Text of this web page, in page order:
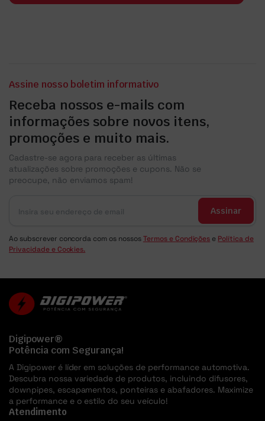
Assine nosso boletim informativo
Receba nossos e-mails com
informações sobre novos itens,
promoções e muito mais.
Cadastre-se agora para receber as últimas
atualizações sobre promoções e cupons. Não se
preocupe, não enviamos spam!
Assinar
Ao subscrever concorda com os nossosTermos e Condições e Política de
Privacidade e Cookies.
Digipower®
Potência com Segurança!
A Digipower é líder em soluções de performance automotiva.
Descubra nossa variedade de produtos, incluindo difusores,
downpipes, escapamentos, ponteiras e abafadores. Maximize
a performance e o estilo do seu veículo!
Atendimento